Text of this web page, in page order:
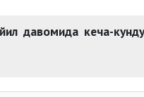
йил давомида кеча-